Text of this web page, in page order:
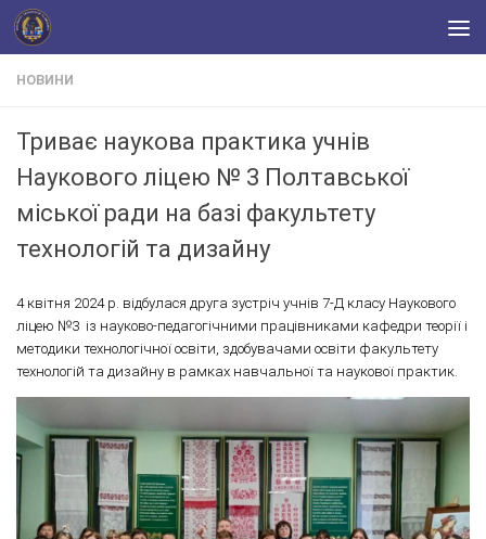
Skip to content
НОВИНИ
Триває наукова практика учнів
Наукового ліцею № 3 Полтавської
міської ради на базі факультету
технологій та дизайну
4 квітня 2024 р. відбулася друга зустріч учнів 7-Д класу Наукового
ліцею №3 із науково-педагогічними працівниками кафедри теорії і
методики технологічної освіти, здобувачами освіти факультету
технологій та дизайну в рамках навчальної та наукової практик.